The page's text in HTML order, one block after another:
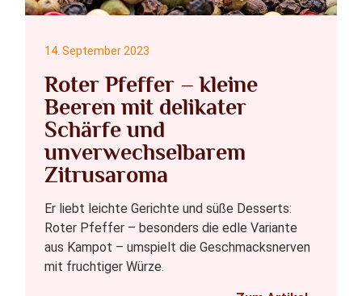
Roter Pfeffer – kleine
Beeren mit delikater
Schärfe und
unverwechselbarem
Zitrusaroma
14. September 2023
Er liebt leichte Gerichte und süße Desserts:
Roter Pfeffer – besonders die edle Variante
aus Kampot – umspielt die Geschmacksnerven
mit fruchtiger Würze.